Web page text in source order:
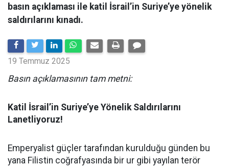
basın açıklaması ile katil İsrail’in Suriye’ye yönelik
saldırılarını kınadı.
19 Temmuz 2025
Basın açıklamasının tam metni:
Katil İsrail’in Suriye’ye Yönelik Saldırılarını
Lanetliyoruz!
Emperyalist güçler tarafından kurulduğu günden bu
yana Filistin coğrafyasında bir ur gibi yayılan terör